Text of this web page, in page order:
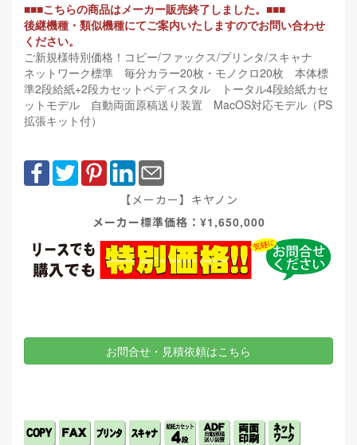
■■■こちらの商品はメーカー販売終了しました。■■■
後継機種・類似機種にてご案内いたしますのでお問い合わせ
ください。
ご新規様特別価格！コピー/ファックス/プリンタ/スキャナ
ネットワーク標準 毎分カラー20枚・モノクロ20枚 本体標
準2段給紙+2段カセットペディスタル トータル4段給紙カセ
ットモデル 自動両面原稿送り装置 MacOS対応モデル（PS
拡張キット付）
【メーカー】キヤノン
メーカー標準価格：¥1,650,000
お問合せ・見積依頼はこちら